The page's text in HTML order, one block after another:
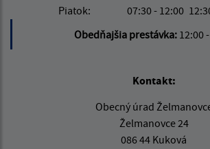
Piatok:
07:30 - 12:00
Obedňajšia prestávka: 12:00
Kontakt:
Obecný úrad
Želmanovce 24
086 44 Kuková